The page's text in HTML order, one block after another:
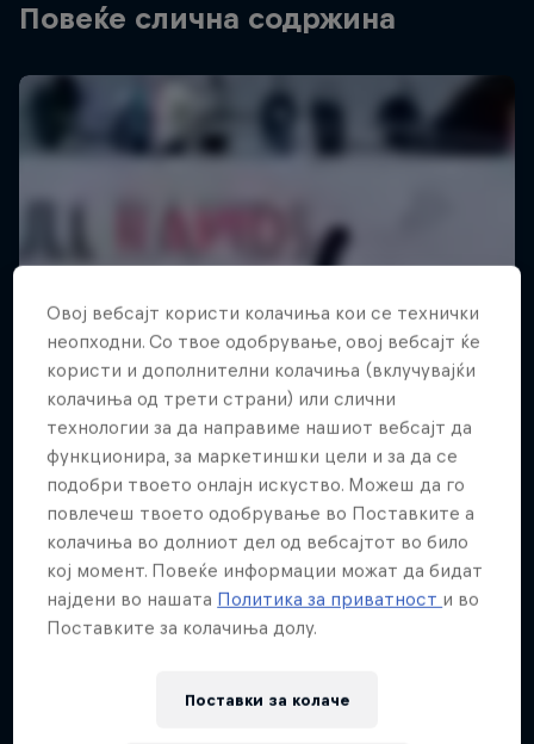
Повеќе слична содржина
Овој вебсајт користи колачиња кои се технички
неопходни. Со твое одобрување, овој вебсајт ќе
користи и дополнителни колачиња (вклучувајќи
колачиња од трети страни) или слични
технологии за да направиме нашиот вебсајт да
функционира, за маркетиншки цели и за да се
подобри твоето онлајн искуство. Можеш да го
повлечеш твоето одобрување во Поставките а
колачиња во долниот дел од вебсајтот во било
кој момент. Повеќе информации можат да бидат
најдени во нашата Политика за приватност и во
Поставките за колачиња долу.
Поставки за колачe